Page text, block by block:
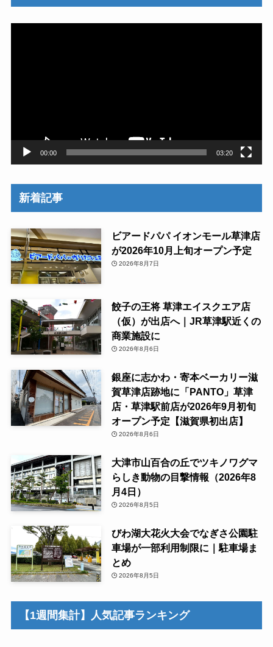
00:00 03:20
新着記事
ビアードパパ イオンモール草津店
が2026年10月上旬オープン予定
2026年8月7日
餃子の王将 草津エイスクエア店
（仮）が出店へ｜JR草津駅近くの
商業施設に
2026年8月6日
銀座に志かわ・寄本ベーカリー滋
賀草津店跡地に「PANTO」草津
店・草津駅前店が2026年9月初旬
オープン予定【滋賀県初出店】
2026年8月6日
大津市山百合の丘でツキノワグマ
らしき動物の目撃情報（2026年8
月4日）
2026年8月5日
びわ湖大花火大会でなぎさ公園駐
車場が一部利用制限に｜駐車場ま
とめ
2026年8月5日
【1週間集計】人気記事ランキング